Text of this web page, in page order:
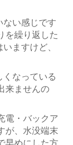
ない感じです
繰り返した
ますけど、
くなっている
来ませんの
電・バックア
が、水没端末
早めにした方